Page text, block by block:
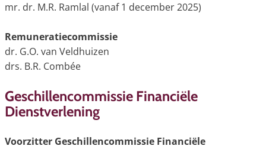
mr. dr. M.R. Ramlal (vanaf 1 december 2025)
Remuneratiecommissie
dr. G.O. van Veldhuizen
drs. B.R. Combée
Geschillencommissie Financiële
Dienstverlening
Voorzitter Geschillencommissie Financiële